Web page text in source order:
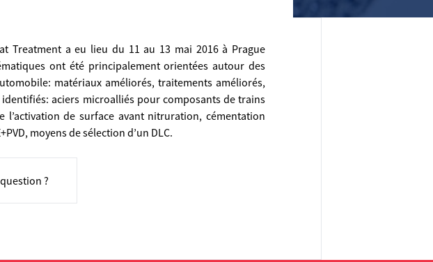
Treatment a eu lieu du 11 au 13 mai 2016 à Prague
ont été principalement orientées autour des
matériaux améliorés, traitements améliorés,
aciers microalliés pour composants de trains
de surface avant nitruration, cémentation
moyens de sélection d’un DLC.
?